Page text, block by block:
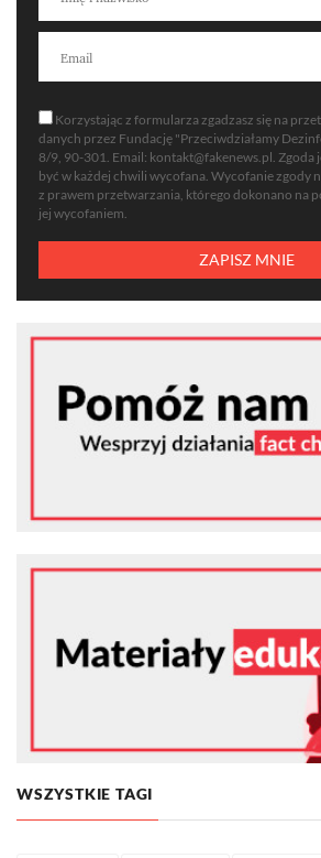
Korzystając z formularza zgadzasz się na
danych przez Fundację "Przeciwdziałamy
8/9, 90-301. Email: kontakt@fakenews.pl .
być w każdej chwili wycofana. Wycofanie zgody
z prawem przetwarzania, którego dokonano na
jej wycofaniem.
WSZYSTKIE TAGI